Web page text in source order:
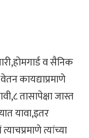
व सैनिक
कायद्याप्रमाणे
तासापेक्षा जास्त
यावा,इतर
त्यांच्या